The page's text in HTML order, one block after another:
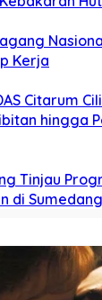
Kerja
Citarum
hingga
Tinjau
di Sumedang